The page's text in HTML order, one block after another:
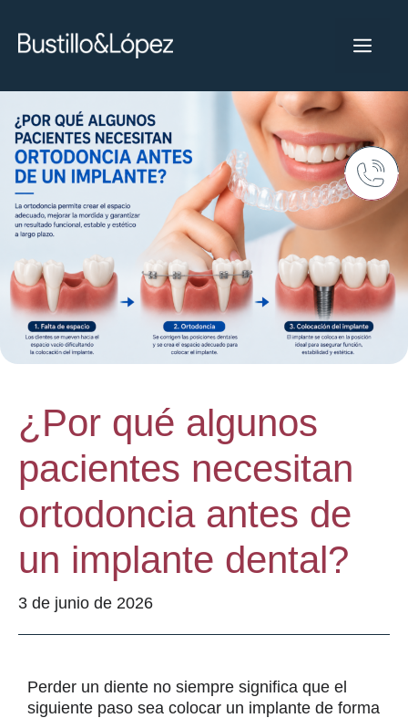
¿Por qué algunos
pacientes necesitan
ortodoncia antes de
un implante dental?
3 de junio de 2026
Perder un diente no siempre significa que el
siguiente paso sea colocar un implante de forma